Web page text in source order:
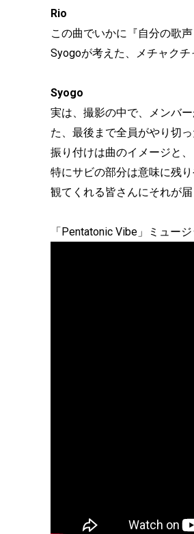
Rio
この曲でいかに『自分の歌
Syogoが考えた、メチャクチ
Syogo
実は、撮影の中で、メンバ
た、最後まで全員がやり切
振り付けは曲のイメージと
特にサビの部分は意味に残
観てくれる皆さんにそれが届
「Pentatonic Vibe」ミュー